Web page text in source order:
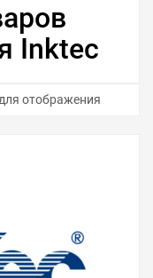
Inktec
отображения